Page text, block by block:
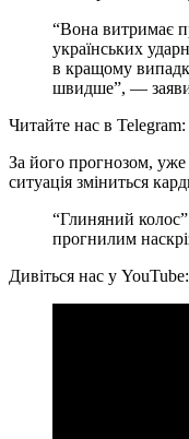
“Вона витримає
українських
в кращому
швидше”, —
Читайте нас в Telegram:
За його прогнозом, уже
ситуація зміниться
“Глиняний
прогнилим
Дивіться нас у YouTube: